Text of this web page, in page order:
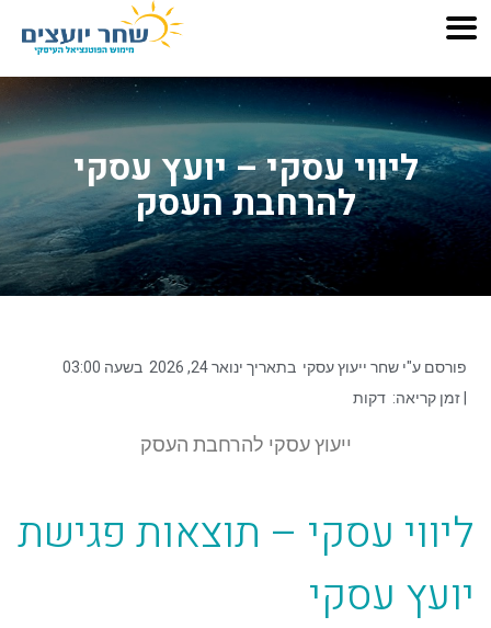
ליווי עסקי – יועץ עסקי
להרחבת העסק
פורסם ע"י שחר ייעוץ עסקי בתאריך ינואר 24, 2026 בשעה
| זמן קריאה: דקות
ייעוץ עסקי להרחבת העסק
ליווי עסקי – תוצאות פגישת
יועץ עסקי